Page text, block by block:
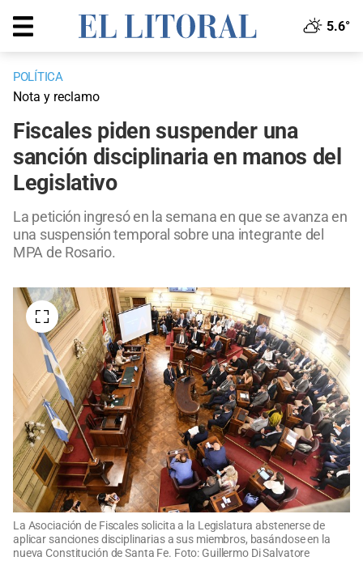
5.6°
POLÍTICA
Nota y reclamo
Fiscales piden suspender una
sanción disciplinaria en manos del
Legislativo
La petición ingresó en la semana en que se avanza en
una suspensión temporal sobre una integrante del
MPA de Rosario.
La Asociación de Fiscales solicita a la Legislatura abstenerse de
aplicar sanciones disciplinarias a sus miembros, basándose en la
nueva Constitución de Santa Fe. Foto: Guillermo Di Salvatore